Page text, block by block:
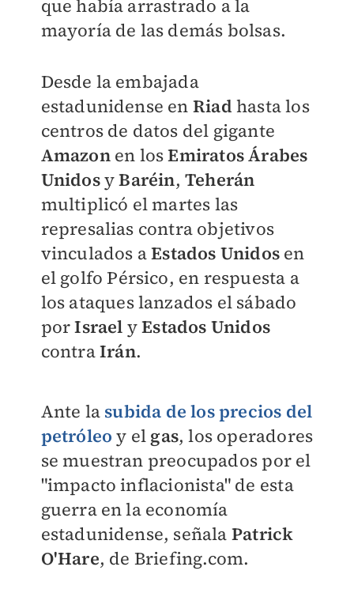
que había arrastrado a la
mayoría de las demás bolsas.
Desde la embajada
estadunidense en Riad hasta los
centros de datos del gigante
Amazon en losEmiratos Árabes
UnidosyBaréin, Teherán
multiplicó el martes las
represalias contra objetivos
vinculados aEstados Unidosen
el golfo Pérsico, en respuesta a
los ataques lanzados el sábado
porIsrael yEstados Unidos
contraIrán.
Ante la subida de los precios del
petróleo y el gas, los operadores
se muestran preocupados por el
"impacto inflacionista" de esta
guerra en la economía
estadunidense, señala Patrick
O'Hare, de Briefing.com.